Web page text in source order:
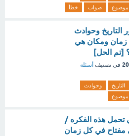
موضوع صواب خطأ
التاريخ وحوادث
زمان ومكان هي
[تم الحل]
في تصنيف أسئلة
التاريخ
وحوادث
موضوع
تحمل هذه الفكره /
مفتاح في كل زمان